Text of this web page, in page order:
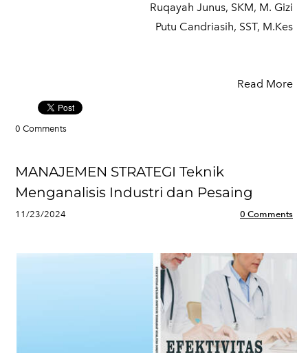
Ruqayah Junus, SKM, M. Gizi
Putu Candriasih, SST, M.Kes
Read More
0 Comments
MANAJEMEN STRATEGI Teknik
Menganalisis Industri dan Pesaing
11/23/2024 0 Comments